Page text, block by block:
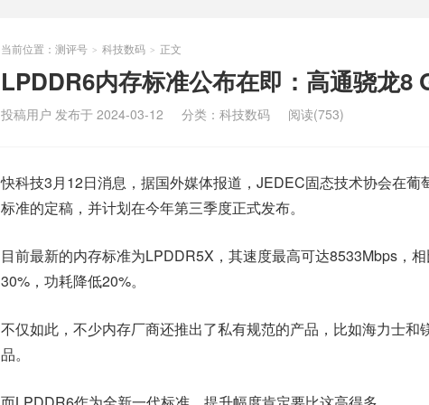
当前位置： 测评号 > 科技数码 > 正文
LPDDR6内存标准公布在即：高通骁龙8
投稿用户 发布于 2024-03-12 分类： 科技数码 阅读(753)
快科技3月12日消息，据国外媒体报道，JEDEC固态技术协会在
标准的定稿，并计划在今年第三季度正式发布。
目前最新的内存标准为LPDDR5X，其速度最高可达8533Mbps，
30%，功耗降低20%。
不仅如此，不少内存厂商还推出了私有规范的产品，比如海力士和
品。